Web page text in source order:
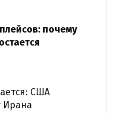
почему
США
Ирана